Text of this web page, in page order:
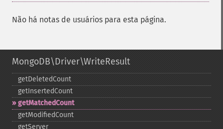
Não há notas de usuários para esta página.
MongoDB\Driver\WriteResult
getDeletedCount
getInsertedCount
getMatchedCount
getModifiedCount
getServer